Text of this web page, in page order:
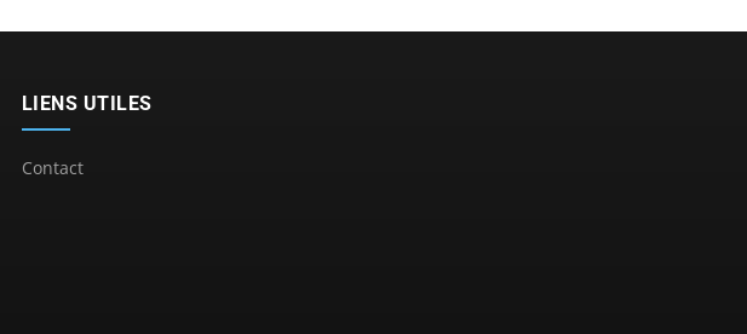
LIENS UTILES
Contact